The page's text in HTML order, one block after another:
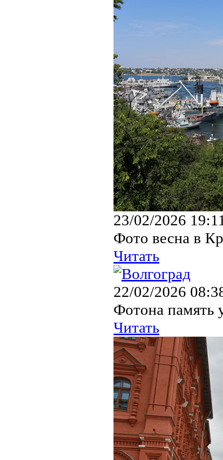
23/02/2026
Фото весна в
Читать
22/02/2026
Фотона память
Читать